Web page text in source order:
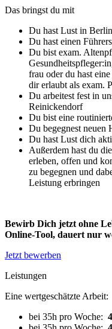
Das bringst du mit
Du hast Lust in
Du hast einen
Du bist exam.
frau oder du hast
dir erlaubt als exam.
Du arbeitest fest in
Reinickendorf
Du bist eine
Du begegnest neuen
Du hast Lust dich
Außerdem hast du
erleben, offen und
zu begegnen und
Leistung erbringen
Bewirb Dich jetzt ohne
Online-Tool, dauert nur
Jetzt bewerben
Leistungen
Eine wertgeschätzte Arbeit:
bei 35h pro Woche: